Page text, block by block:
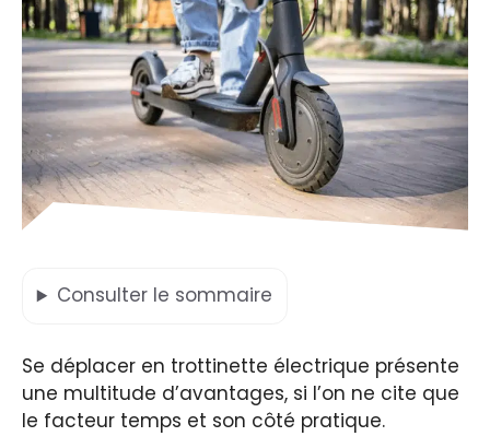
Consulter le sommaire
Se déplacer en trottinette électrique présente
une multitude d’avantages, si l’on ne cite que
le facteur temps et son côté pratique.